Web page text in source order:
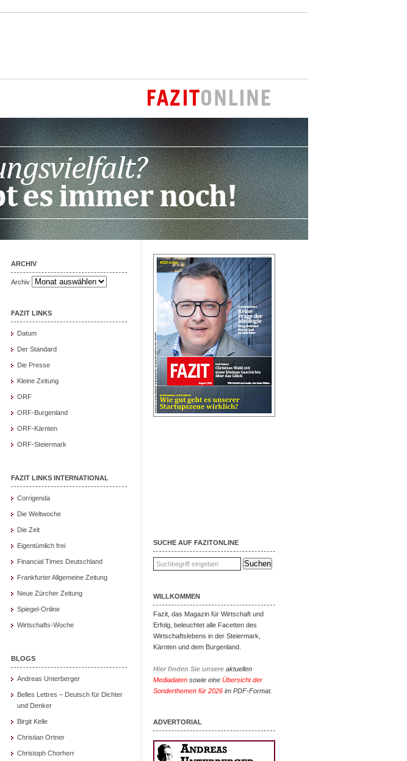
ARCHIV
Archiv
FAZIT LINKS
Datum
Der Standard
Die Presse
Kleine Zeitung
ORF
ORF-Burgenland
ORF-Kärnten
ORF-Steiermark
FAZIT LINKS INTERNATIONAL
Corrigenda
Die Weltwoche
Die Zeit
Eigentümlich frei
Financial Times Deutschland
Frankfurter Allgemeine Zeitung
Neue Zürcher Zeitung
Spiegel-Online
Wirtschafts-Woche
BLOGS
Andreas Unterberger
Belles Lettres – Deutsch für Dichter
und Denker
Birgit Kelle
Christian Ortner
Christoph Chorherr
SUCHE AUF FAZITONLINE
WILLKOMMEN
Fazit, das Magazin für Wirtschaft und
Erfolg, beleuchtet alle Facetten des
Wirtschaftslebens in der Steiermark,
Kärnten und dem Burgenland.
Hier finden Sie unsere aktuellen
Mediadaten sowie eine Übersicht der
Sonderthemen für 2026 im PDF-Format.
ADVERTORIAL